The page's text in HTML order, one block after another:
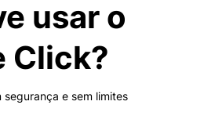
usar o
Click?
e sem limites